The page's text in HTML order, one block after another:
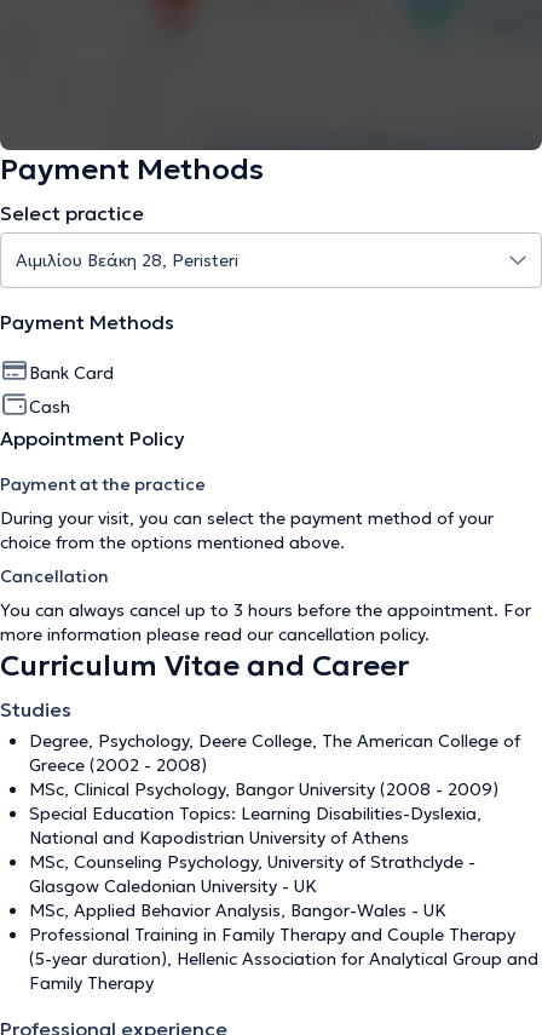
Payment Methods
Select practice
Payment Methods
Bank Card
Cash
Appointment Policy
Payment at the practice
During your visit, you can select the payment method of your
choice from the options mentioned above.
Cancellation
You can always cancel up to 3 hours before the appointment. For
more information please read our cancellation policy.
Curriculum Vitae and Career
Studies
Degree, Psychology, Deere College, The American College of
Greece (2002 - 2008)
MSc, Clinical Psychology, Bangor University (2008 - 2009)
Special Education Topics: Learning Disabilities-Dyslexia,
National and Kapodistrian University of Athens
MSc, Counseling Psychology, University of Strathclyde -
Glasgow Caledonian University - UK
MSc, Applied Behavior Analysis, Bangor-Wales - UK
Professional Training in Family Therapy and Couple Therapy
(5-year duration), Hellenic Association for Analytical Group and
Family Therapy
Professional experience